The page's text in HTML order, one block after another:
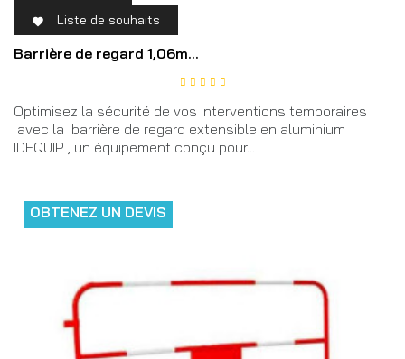
 Liste de souhaits
Barrière de regard 1,06m...
Optimisez la sécurité de vos interventions temporaires
avec la barrière de regard extensible en aluminium
IDEQUIP , un équipement conçu pour...
OBTENEZ UN DEVIS